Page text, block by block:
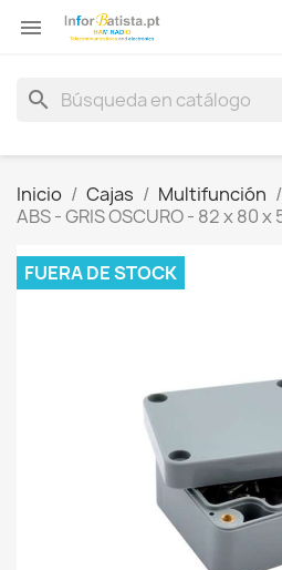

search
Inicio Cajas Multifunción
ABS - GRIS OSCURO - 82 x 80 x
FUERA DE STOCK